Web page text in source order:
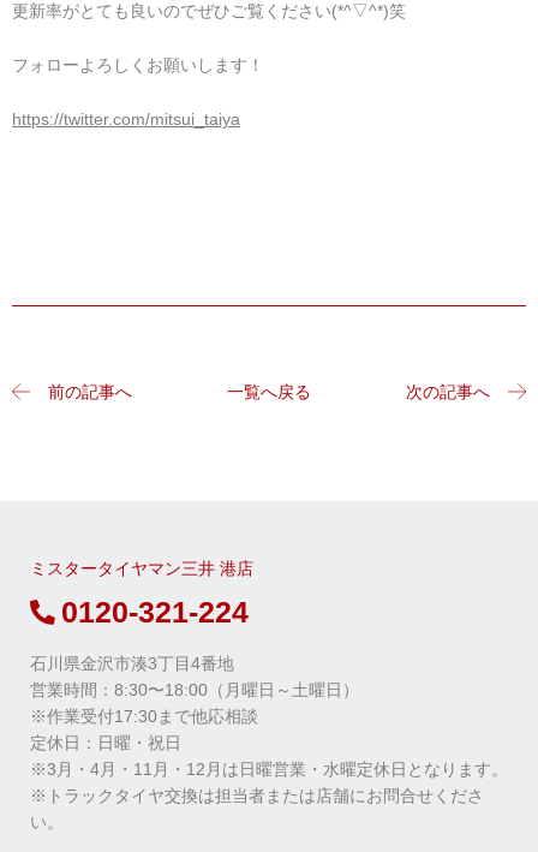
更新率がとても良いのでぜひご覧ください(*^▽^*)笑
フォローよろしくお願いします！
https://twitter.com/mitsui_taiya
前の記事へ 一覧へ戻る 次の記事へ
ミスタータイヤマン三井 港店
0120-321-224
石川県金沢市湊3丁目4番地
営業時間：8:30〜18:00（月曜日～土曜日）
※作業受付17:30まで他応相談
定休⽇：⽇曜・祝⽇
※3月・4月・11月・12月は日曜営業・水曜定休日となります。
※トラックタイヤ交換は担当者または店舗にお問合せくださ
い。